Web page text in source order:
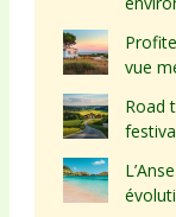
vue
Road